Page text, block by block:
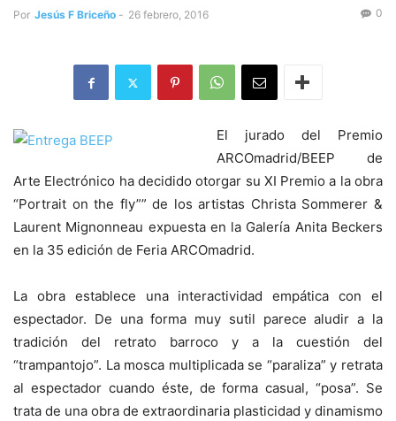
Por Jesús F Briceño - 26 febrero, 2016 0
El jurado del Premio
ARCOmadrid/BEEP de
Arte Electrónico ha decidido otorgar su XI Premio a la obra
“Portrait on the fly”” de los artistas Christa Sommerer &
Laurent Mignonneau expuesta en la Galería Anita Beckers
en la 35 edición de Feria ARCOmadrid.
La obra establece una interactividad empática con el
espectador. De una forma muy sutil parece aludir a la
tradición del retrato barroco y a la cuestión del
“trampantojo”. La mosca multiplicada se “paraliza” y retrata
al espectador cuando éste, de forma casual, “posa”. Se
trata de una obra de extraordinaria plasticidad y dinamismo